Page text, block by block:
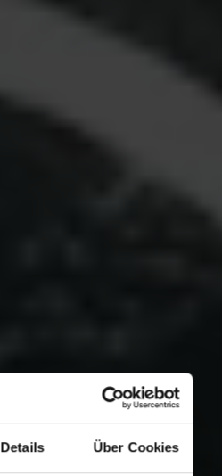
Details Über Cookies